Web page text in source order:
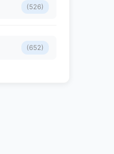
(526)
(652)